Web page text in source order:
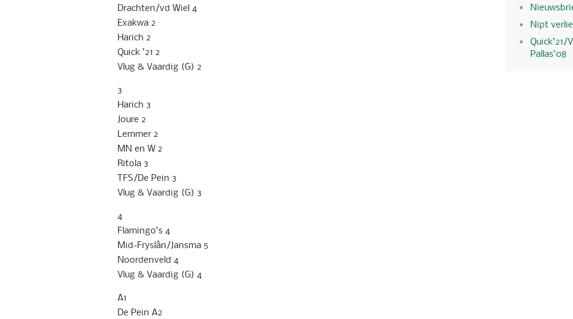
Drachten/vd Wiel 4
Exakwa 2
Harich 2
Quick ’21 2
Vlug & Vaardig (G) 2
3
Harich 3
Joure 2
Lemmer 2
MN en W 2
Ritola 3
TFS/De Pein 3
Vlug & Vaardig (G) 3
4
Flamingo’s 4
Mid-Fryslân/Jansma 5
Noordenveld 4
Vlug & Vaardig (G) 4
A1
De Pein A2
Nipt
Pallas’08